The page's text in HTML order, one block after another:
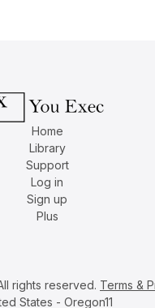
Home
Library
Support
Log in
Sign up
Plus
rights reserved. Terms &
States - Oregon11